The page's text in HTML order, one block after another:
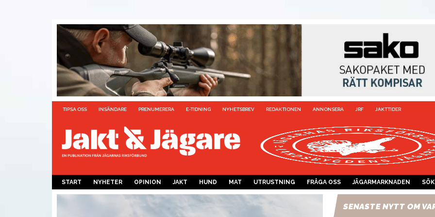
TIPSA OSS INSÄNDARE PRENUMERERA E-TIDNING NYHETSBREV REDAKTIONEN ANNONSERA JRF JAKTTIDER
START NYHETER OPINION JAKT HUND MAT UTRUSTNING FRÅGA OSS JÄGARMARKNADEN SÖK
SENASTE NYTT OM